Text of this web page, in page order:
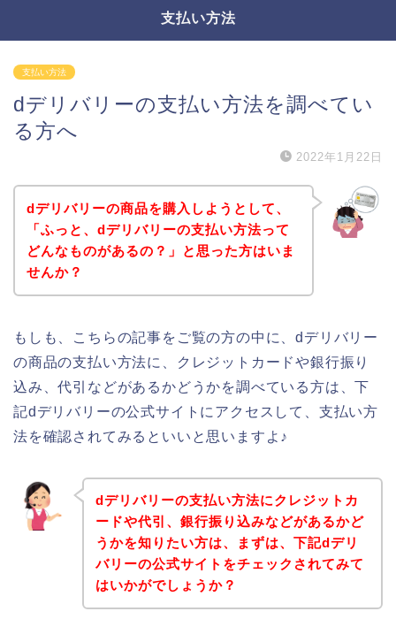
支払い方法
支払い方法
dデリバリーの支払い方法を調べてい
る方へ
2022年1月22日
dデリバリーの商品を購入しようとして、
「ふっと、dデリバリーの支払い方法って
どんなものがあるの？」と思った方はいま
せんか？
もしも、こちらの記事をご覧の方の中に、dデリバリー
の商品の支払い方法に、クレジットカードや銀行振り
込み、代引などがあるかどうかを調べている方は、下
記dデリバリーの公式サイトにアクセスして、支払い方
法を確認されてみるといいと思いますよ♪
dデリバリーの支払い方法にクレジットカ
ードや代引、銀行振り込みなどがあるかど
うかを知りたい方は、まずは、下記dデリ
バリーの公式サイトをチェックされてみて
はいかがでしょうか？